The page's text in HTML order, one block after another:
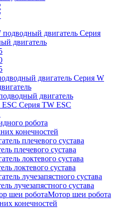
Серия
двигатель
Серия W
двигатель
Серия TW ESC
робота
конечностей
плечевого сустава
локтевого сустава
лучезапястного сустава
Мотор шеи робота
конечностей